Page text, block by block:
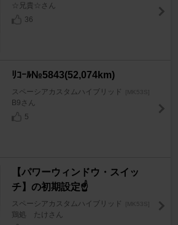
☆兄貴☆さん
36
ﾘｺｰﾙ№5843(52,074km)
スペーシアカスタムハイブリッド [MK53S]
B9さん
5
【パワーウィンドウ・スイッ
チ】の初期設定☝️
スペーシアカスタムハイブリッド [MK53S]
鶏処 たけさん